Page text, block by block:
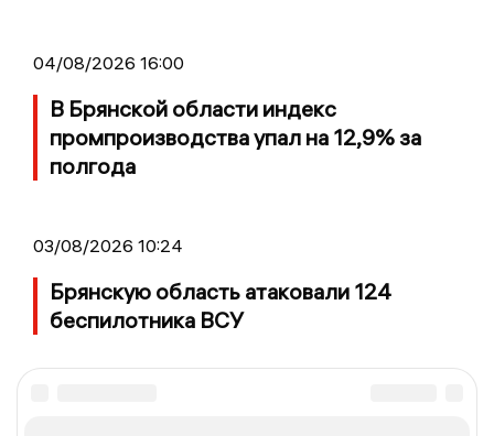
04/08/2026 16:00
В Брянской области индекс
промпроизводства упал на 12,9% за
полгода
03/08/2026 10:24
Брянскую область атаковали 124
беспилотника ВСУ